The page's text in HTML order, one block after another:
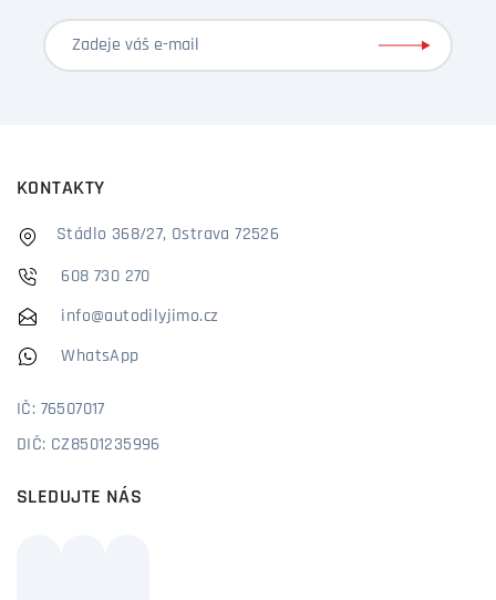
KONTAKTY
Stádlo 368/27, Ostrava 72526
608 730 270
info@autodilyjimo.cz
WhatsApp
IČ: 76507017
DIČ: CZ8501235996
SLEDUJTE NÁS